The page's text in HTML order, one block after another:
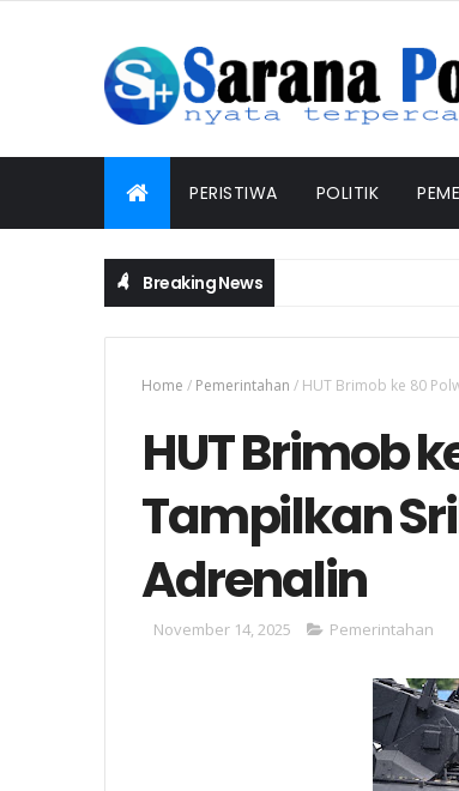
PERISTIWA POLITIK
Breaking News
Home / Pemerintahan / HUT Brimob ke 80
HUT Brimob
Tampilkan
Adrenalin
November 14, 2025 Pemerintahan